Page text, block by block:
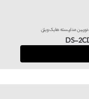
دوربین مداربسته هایک ویژن